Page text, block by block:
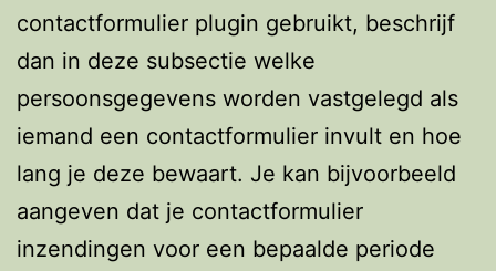
contactformulier plugin gebruikt, beschrijf
dan in deze subsectie welke
persoonsgegevens worden vastgelegd als
iemand een contactformulier invult en hoe
lang je deze bewaart. Je kan bijvoorbeeld
aangeven dat je contactformulier
inzendingen voor een bepaalde periode